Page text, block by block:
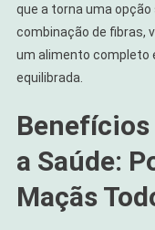
que a torna uma
combinação de fibras,
um alimento completo
equilibrada.
Benefícios
a Saúde:
Maçãs